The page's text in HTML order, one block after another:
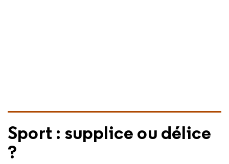
Sport : supplice ou délice
?